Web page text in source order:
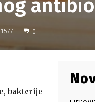
1577 0
bakterije